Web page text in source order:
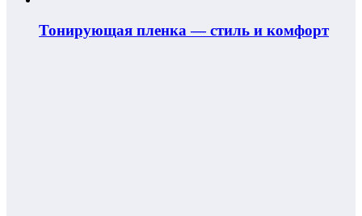
Тонирующая пленка — стиль и комфорт